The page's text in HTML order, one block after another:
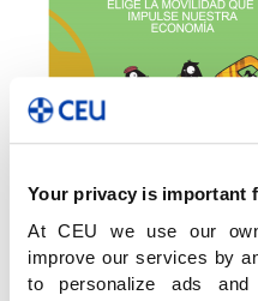
Your privacy is important
At CEU we use our
improve our services by
to personalize ads